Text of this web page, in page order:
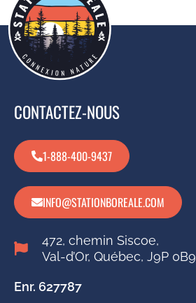
CONTACTEZ-NOUS
1-888-400-9437
INFO@STATIONBOREALE.COM
472, chemin Siscoe,
Val-d’Or, Québec, J9P 0B9
Enr. 627787